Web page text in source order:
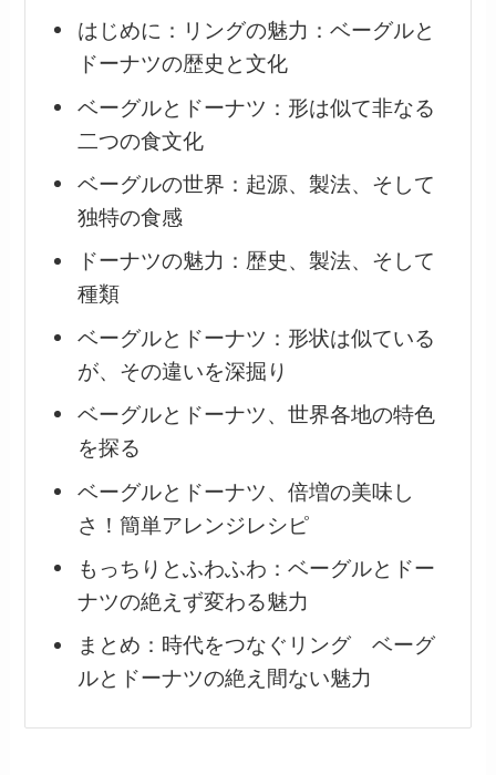
はじめに：リングの魅力：ベーグルと
ドーナツの歴史と文化
ベーグルとドーナツ：形は似て非なる
二つの食文化
ベーグルの世界：起源、製法、そして
独特の食感
ドーナツの魅力：歴史、製法、そして
種類
ベーグルとドーナツ：形状は似ている
が、その違いを深掘り
ベーグルとドーナツ、世界各地の特色
を探る
ベーグルとドーナツ、倍増の美味し
さ！簡単アレンジレシピ
もっちりとふわふわ：ベーグルとドー
ナツの絶えず変わる魅力
まとめ：時代をつなぐリング ベーグ
ルとドーナツの絶え間ない魅力